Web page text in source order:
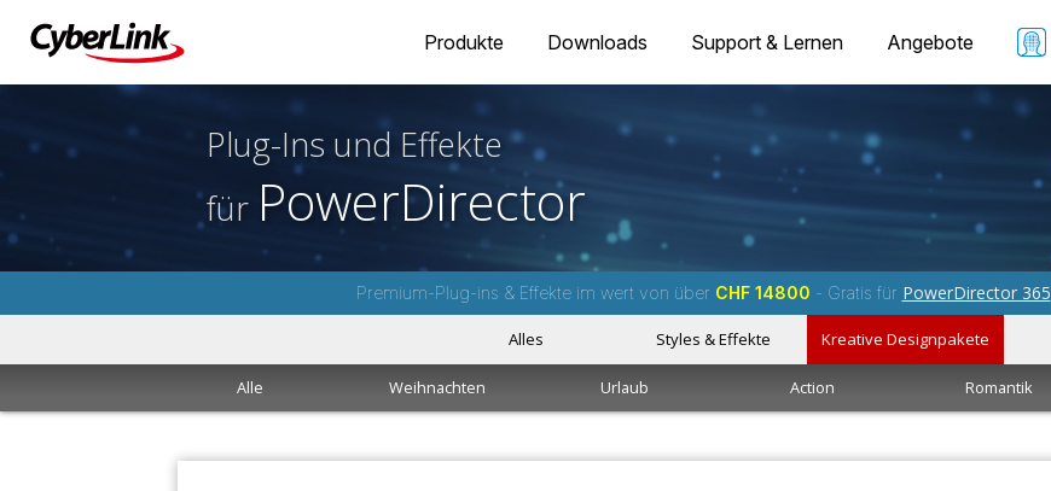
Produkte Downloads Support & Lernen Angebote
Plug-Ins und Effekte
für PowerDirector
Premium-Plug-ins & Effekte im wert von über CHF 14800 - Gratis für PowerDirector 365
Alles Styles & Effekte Kreative Designpakete
Alle Weihnachten Urlaub Action Romantik